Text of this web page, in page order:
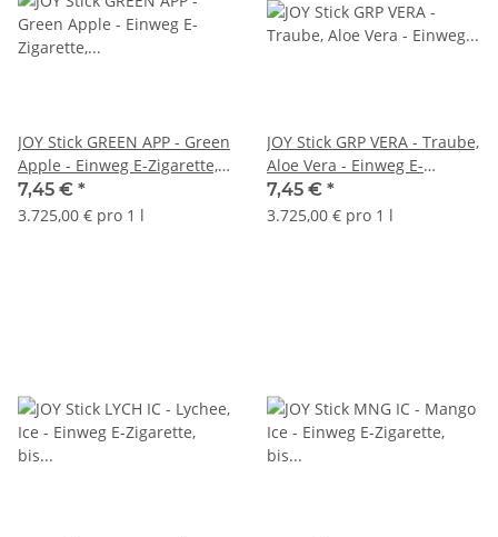
JOY Stick GREEN APP - Green
Apple - Einweg E-Zigarette,
bis 600 Züge
7,45 € *
3.725,00 € pro 1 l
JOY Stick GRP VERA - Traube,
Aloe Vera - Einweg E-
Zigarette, bis 600 Züge
7,45 € *
3.725,00 € pro 1 l